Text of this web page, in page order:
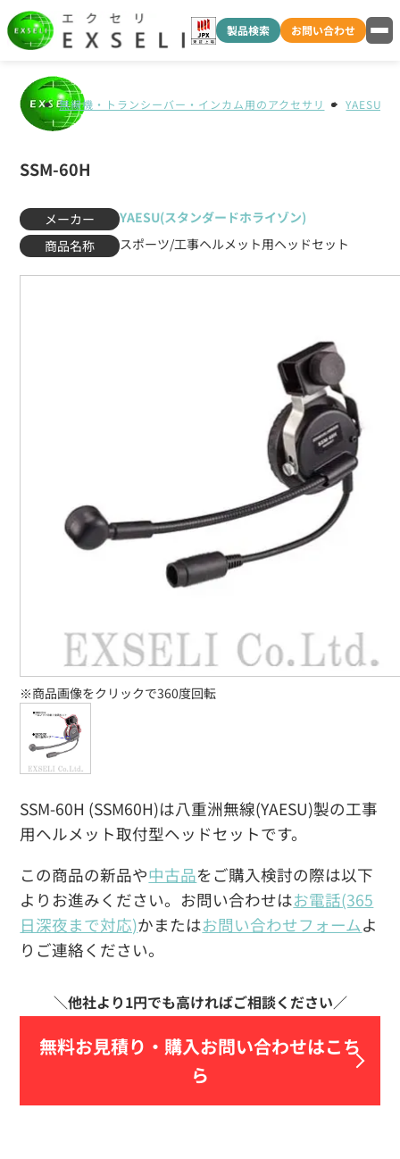
製品検索 お問い合わせ
無線機・トランシーバー・インカム用のアクセサリ YAESU(
SSM-60H
メーカー
YAESU(スタンダードホライゾン)
商品名称
スポーツ/工事ヘルメット用ヘッドセット
SSM-60H (SSM60H)は八重洲無線(YAESU)製の工事
用ヘルメット取付型ヘッドセットです。
この商品の新品や中古品をご購入検討の際は以下
よりお進みください。お問い合わせはお電話(365
日深夜まで対応)かまたはお問い合わせフォームよ
りご連絡ください。
無料お見積り・ 購入お問い合わせはこち
ら
※商品画像をクリックで360度回転